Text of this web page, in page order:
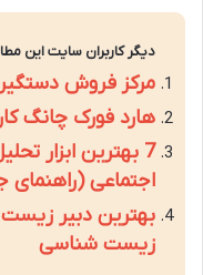
دیگر کاربران سایت این
مرکز فروش
هارد فورک چانگ
7 بهترین ابزار
اجتماعی (راهنمای
بهترین دبیر زیست
زیست شناسی